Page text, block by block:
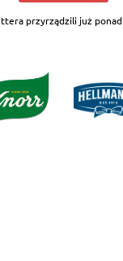
przyrządzili już ponad